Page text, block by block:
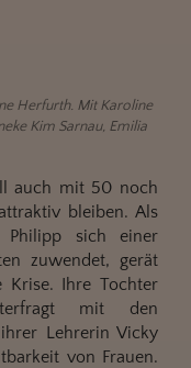
Herfurth. Mit Karoline
Kim Sarnau, Emilia
auch mit 50 noch
bleiben. Als
sich einer
zuwendet, gerät
Krise. Ihre Tochter
mit den
Lehrerin Vicky
von Frauen.